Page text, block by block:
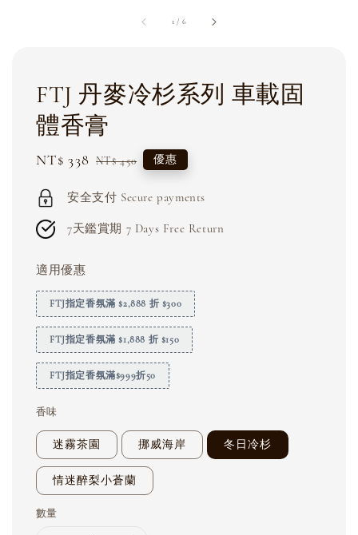
1 / 6
FTJ 丹麥冷杉系列 車載固
體香膏
Sale
NT$ 338 Regular
NT$ 450 優惠
安全支付 Secure payments
7天鑑賞期 7 Days Free Return
適用優惠
FTJ指定香氛滿 $2,888 折 $300
FTJ指定香氛滿 $1,888 折 $150
FTJ指定香氛滿$999折50
香味
迷霧茶園 挪威海岸 冬日冷杉
情迷醉梨小蒼蘭
數量